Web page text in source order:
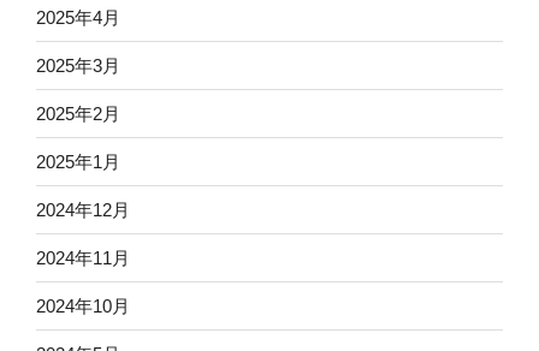
2025年4月
2025年3月
2025年2月
2025年1月
2024年12月
2024年11月
2024年10月